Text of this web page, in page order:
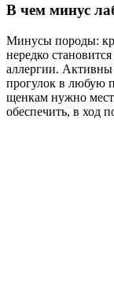
В чем минус
Минусы породы:
нередко
аллергии.
прогулок в любую
щенкам нужно
обеспечить, в ход